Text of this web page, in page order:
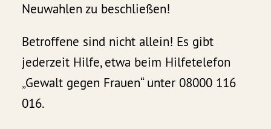
Neuwahlen zu beschließen!
Betroffene sind nicht allein! Es gibt
jederzeit Hilfe, etwa beim Hilfetelefon
„Gewalt gegen Frauen“ unter 08000 116
016.